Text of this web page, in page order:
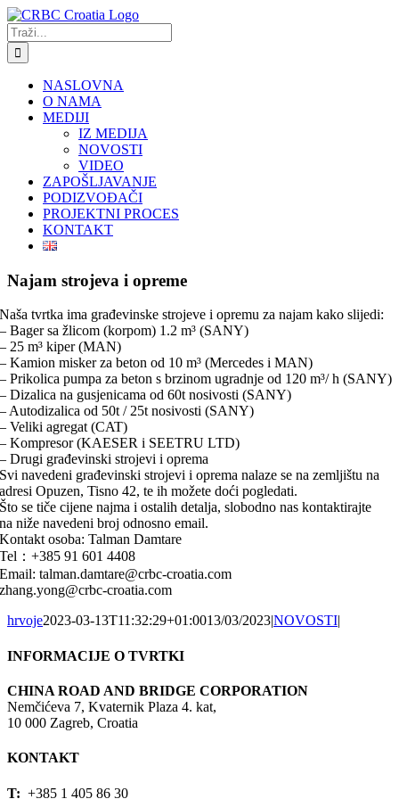
Skip
to
content
Traži...
NASLOVNA
O NAMA
MEDIJI
IZ MEDIJA
NOVOSTI
VIDEO
ZAPOŠLJAVANJE
PODIZVOĐAČI
PROJEKTNI PROCES
KONTAKT
Najam strojeva i opreme
Naša tvrtka ima građevinske strojeve i opremu za najam kako slijedi:
– Bager sa žlicom (korpom) 1.2 m³ (SANY)
– 25 m³ kiper (MAN)
– Kamion misker za beton od 10 m³ (Mercedes i MAN)
– Prikolica pumpa za beton s brzinom ugradnje od 120 m³/ h (SANY)
– Dizalica na gusjenicama od 60t nosivosti (SANY)
– Autodizalica od 50t / 25t nosivosti (SANY)
– Veliki agregat (CAT)
– Kompresor (KAESER i SEETRU LTD)
– Drugi građevinski strojevi i oprema
Svi navedeni građevinski strojevi i oprema nalaze se na zemljištu na
adresi Opuzen, Tisno 42, te ih možete doći pogledati.
Što se tiče cijene najma i ostalih detalja, slobodno nas kontaktirajte
na niže navedeni broj odnosno email.
Kontakt osoba: Talman Damtare
Tel：+385 91 601 4408
Email: talman.damtare@crbc-croatia.com
zhang.yong@crbc-croatia.com
hrvoje2023-03-13T11:32:29+01:0013/03/2023|NOVOSTI|
INFORMACIJE O TVRTKI
CHINA ROAD AND BRIDGE CORPORATION
Nemčićeva 7, Kvaternik Plaza 4. kat,
10 000 Zagreb, Croatia
KONTAKT
T: +385 1 405 86 30